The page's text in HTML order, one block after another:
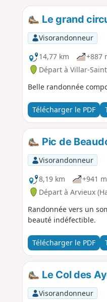
Le grand
Visorandonneur
14,77 km
+887
Départ à Villar-
Belle randonnée
Télécharger le PDF
Pic de
Visorandonneur
8,19 km
+941 m
Départ à Arvieux
Randonnée vers un
beauté indéfectible.
Télécharger le PDF
Le Col des
Visorandonneur